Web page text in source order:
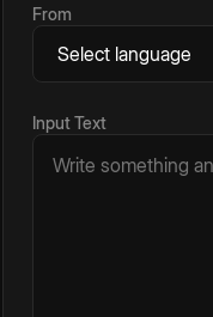
From
Input Text